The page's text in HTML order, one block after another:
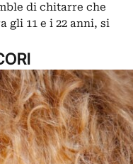
di chitarre che
gli 11 e i 22 anni, si